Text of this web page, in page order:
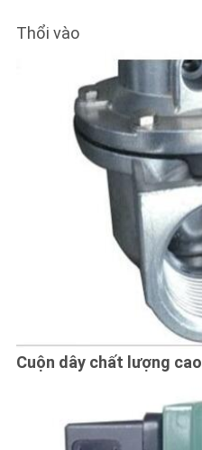
Thổi vào
Cuộn dây chất lượng cao